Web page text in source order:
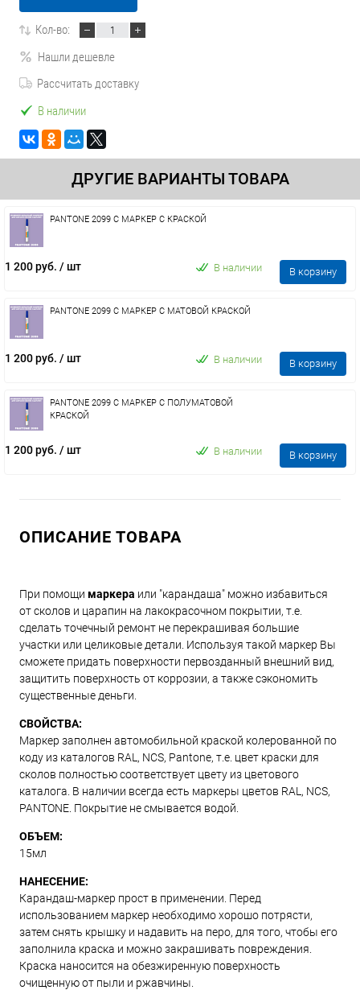
Кол-во:
Нашли дешевле
Рассчитать доставку
В наличии
ДРУГИЕ ВАРИАНТЫ ТОВАРА
PANTONE 2099 C МАРКЕР С КРАСКОЙ
1 200 руб. / шт В наличии В корзину
PANTONE 2099 C МАРКЕР С МАТОВОЙ КРАСКОЙ
1 200 руб. / шт В наличии В корзину
PANTONE 2099 C МАРКЕР С ПОЛУМАТОВОЙ
КРАСКОЙ
1 200 руб. / шт В наличии В корзину
ОПИСАНИЕ ТОВАРА
При помощи маркера или "карандаша" можно избавиться
от сколов и царапин на лакокрасочном покрытии, т.е.
сделать точечный ремонт не перекрашивая большие
участки или целиковые детали. Используя такой маркер Вы
сможете придать поверхности первозданный внешний вид,
защитить поверхность от коррозии, а также сэкономить
существенные деньги.
СВОЙСТВА:
Маркер заполнен автомобильной краской колерованной по
коду из каталогов RAL, NCS, Pantone, т.е. цвет краски для
сколов полностью соответствует цвету из цветового
каталога. В наличии всегда есть маркеры цветов RAL, NCS,
PANTONE. Покрытие не смывается водой.
ОБЪЕМ:
15мл
НАНЕСЕНИЕ:
Карандаш-маркер прост в применении. Перед
использованием маркер необходимо хорошо потрясти,
затем снять крышку и надавить на перо, для того, чтобы его
заполнила краска и можно закрашивать повреждения.
Краска наносится на обезжиренную поверхность
очищенную от пыли и ржавчины.